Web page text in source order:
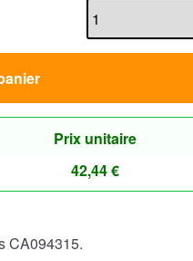
Prix unitaire
42,44€
CA094315.